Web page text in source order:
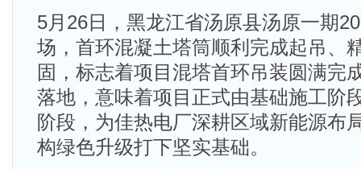
5月26日，黑龙江省汤原县汤原一期
场，首环混凝土塔筒顺利完成起吊、
固，标志着项目混塔首环吊装圆满完
落地，意味着项目正式由基础施工阶
阶段，为佳热电厂深耕区域新能源布
构绿色升级打下坚实基础。